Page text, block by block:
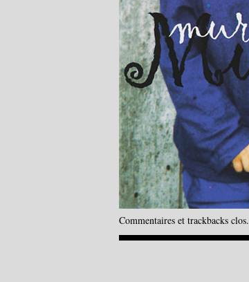
Commentaires et trackbacks clos.